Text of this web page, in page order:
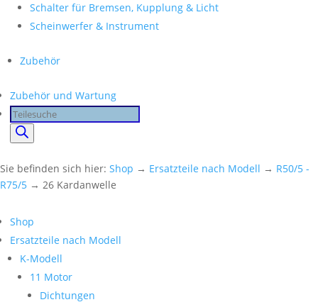
Schalter für Bremsen, Kupplung & Licht
Scheinwerfer & Instrument
Zubehör
Zubehör und Wartung
Products
search
Sie befinden sich hier: Shop → Ersatzteile nach Modell → R50/5 -
R75/5 → 26 Kardanwelle
Shop
Ersatzteile nach Modell
K-Modell
11 Motor
Dichtungen